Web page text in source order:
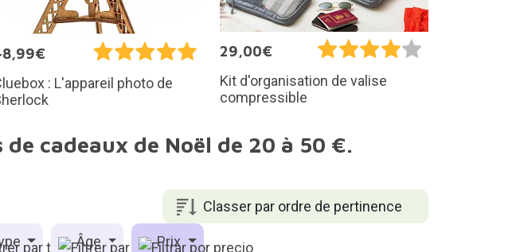
: L'appareil photo de
29,00€
Kit d'organisation de valise
compressible
cadeaux de Noël de 20 à 50 €.
Classer par ordre de pertinence
Âge Prix